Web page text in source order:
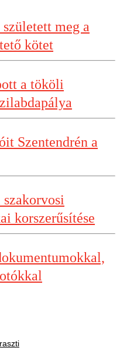
meg a
kötet
a tököli
Szentendrén a
korszerűsítése